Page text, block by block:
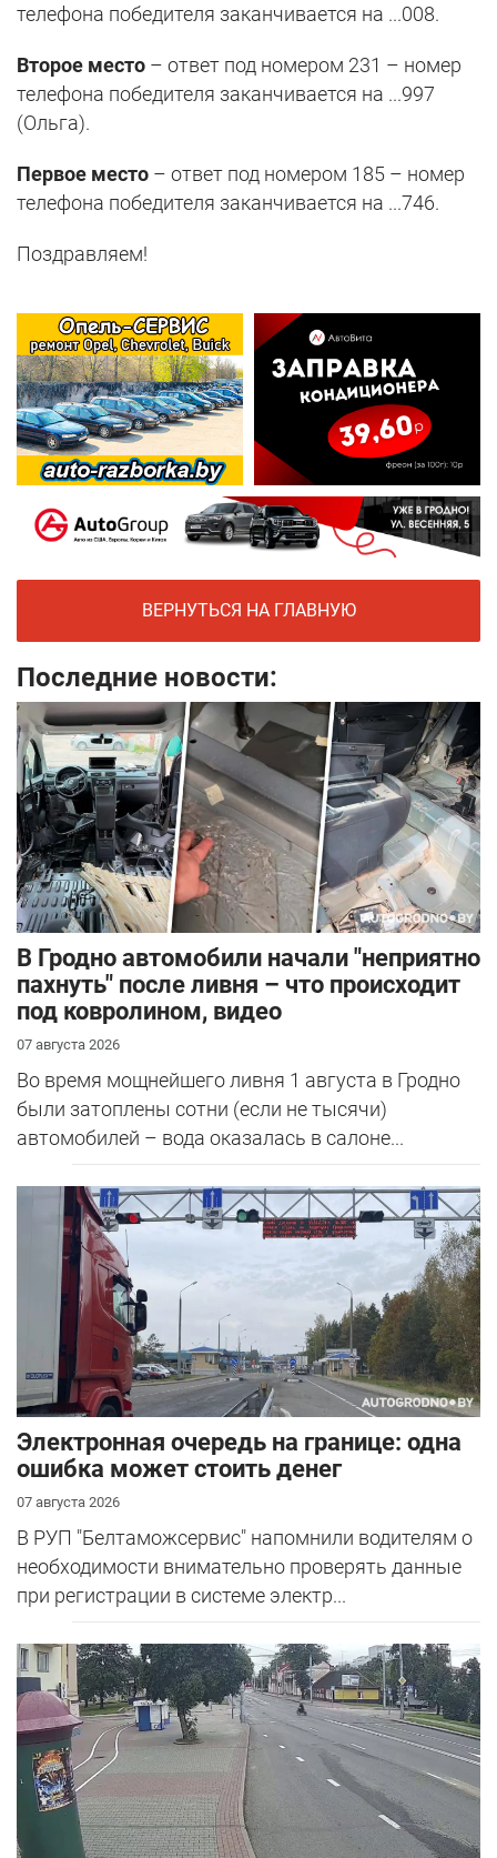
телефона победителя заканчивается на ...008.
Второе место – ответ под номером 231 – номер
телефона победителя заканчивается на ...997
(Ольга).
Первое место – ответ под номером 185 – номер
телефона победителя заканчивается на ...746.
Поздравляем!
ВЕРНУТЬСЯ НА ГЛАВНУЮ
Последние новости:
В Гродно автомобили начали "неприятно
пахнуть" после ливня – что происходит
под ковролином, видео
07 августа 2026
Во время мощнейшего ливня 1 августа в Гродно
были затоплены сотни (если не тысячи)
автомобилей – вода оказалась в салоне...
Электронная очередь на границе: одна
ошибка может стоить денег
07 августа 2026
В РУП "Белтаможсервис" напомнили водителям о
необходимости внимательно проверять данные
при регистрации в системе электр...